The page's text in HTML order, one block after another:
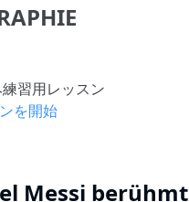
習用レッスン
を開始
Messi berühmt